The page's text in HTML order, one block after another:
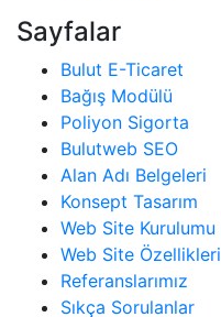
Sayfalar
Bulut E-Ticaret
Bağış Modülü
Poliyon Sigorta
Bulutweb SEO
Alan Adı Belgeleri
Konsept Tasarım
Web Site Kurulumu
Web Site Özellikleri
Referanslarımız
Sıkça Sorulanlar